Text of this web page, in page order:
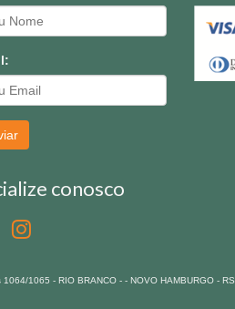
conosco
1065 - RIO BRANCO - - NOVO HAMBURGO - RS